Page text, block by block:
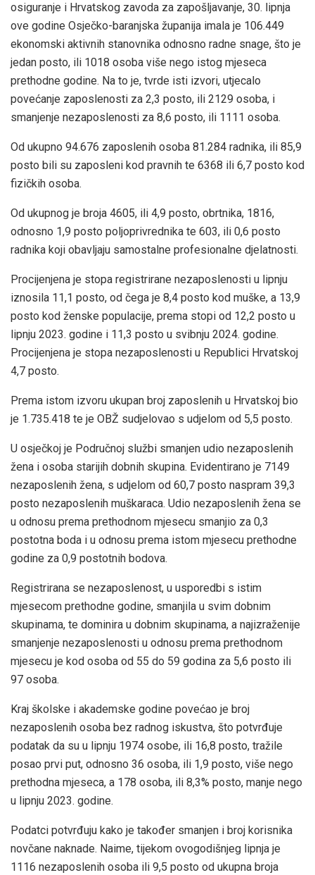
osiguranje i Hrvatskog zavoda za zapošljavanje, 30. lipnja
ove godine Osječko-baranjska županija imala je 106.449
ekonomski aktivnih stanovnika odnosno radne snage, što je
jedan posto, ili 1018 osoba više nego istog mjeseca
prethodne godine. Na to je, tvrde isti izvori, utjecalo
povećanje zaposlenosti za 2,3 posto, ili 2129 osoba, i
smanjenje nezaposlenosti za 8,6 posto, ili 1111 osoba.
Od ukupno 94.676 zaposlenih osoba 81.284 radnika, ili 85,9
posto bili su zaposleni kod pravnih te 6368 ili 6,7 posto kod
fizičkih osoba.
Od ukupnog je broja 4605, ili 4,9 posto, obrtnika, 1816,
odnosno 1,9 posto poljoprivrednika te 603, ili 0,6 posto
radnika koji obavljaju samostalne profesionalne djelatnosti.
Procijenjena je stopa registrirane nezaposlenosti u lipnju
iznosila 11,1 posto, od čega je 8,4 posto kod muške, a 13,9
posto kod ženske populacije, prema stopi od 12,2 posto u
lipnju 2023. godine i 11,3 posto u svibnju 2024. godine.
Procijenjena je stopa nezaposlenosti u Republici Hrvatskoj
4,7 posto.
Prema istom izvoru ukupan broj zaposlenih u Hrvatskoj bio
je 1.735.418 te je OBŽ sudjelovao s udjelom od 5,5 posto.
U osječkoj je Područnoj službi smanjen udio nezaposlenih
žena i osoba starijih dobnih skupina. Evidentirano je 7149
nezaposlenih žena, s udjelom od 60,7 posto naspram 39,3
posto nezaposlenih muškaraca. Udio nezaposlenih žena se
u odnosu prema prethodnom mjesecu smanjio za 0,3
postotna boda i u odnosu prema istom mjesecu prethodne
godine za 0,9 postotnih bodova.
Registrirana se nezaposlenost, u usporedbi s istim
mjesecom prethodne godine, smanjila u svim dobnim
skupinama, te dominira u dobnim skupinama, a najizraženije
smanjenje nezaposlenosti u odnosu prema prethodnom
mjesecu je kod osoba od 55 do 59 godina za 5,6 posto ili
97 osoba.
Kraj školske i akademske godine povećao je broj
nezaposlenih osoba bez radnog iskustva, što potvrđuje
podatak da su u lipnju 1974 osobe, ili 16,8 posto, tražile
posao prvi put, odnosno 36 osoba, ili 1,9 posto, više nego
prethodna mjeseca, a 178 osoba, ili 8,3% posto, manje nego
u lipnju 2023. godine.
Podatci potvrđuju kako je također smanjen i broj korisnika
novčane naknade. Naime, tijekom ovogodišnjeg lipnja je
1116 nezaposlenih osoba ili 9,5 posto od ukupna broja